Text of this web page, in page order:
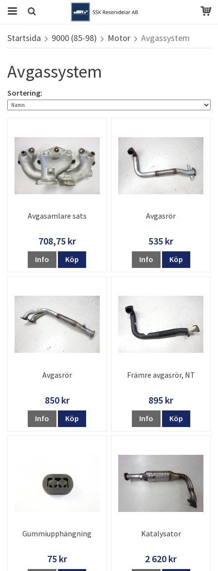
Startsida 9000 (85-98) Motor Avgassystem
Avgassystem
Sortering:
Avgasamlare sats
708,75 kr
Info Köp
Avgasrör
535 kr
Info Köp
Avgasrör
850 kr
Info Köp
Främre avgasrör, NT
895 kr
Info Köp
Gummiupphängning
75 kr
Katalysator
2 620 kr